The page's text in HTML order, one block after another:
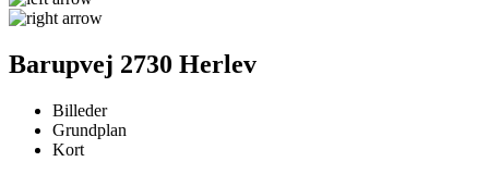
Barupvej 2730 Herlev
Billeder
Grundplan
Kort